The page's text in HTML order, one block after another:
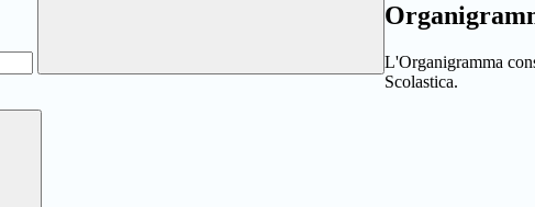
L'Organigramma
Scolastica.